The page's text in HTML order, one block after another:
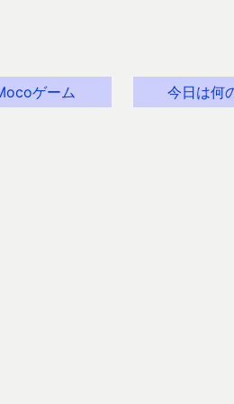
ゲーム 今日は何